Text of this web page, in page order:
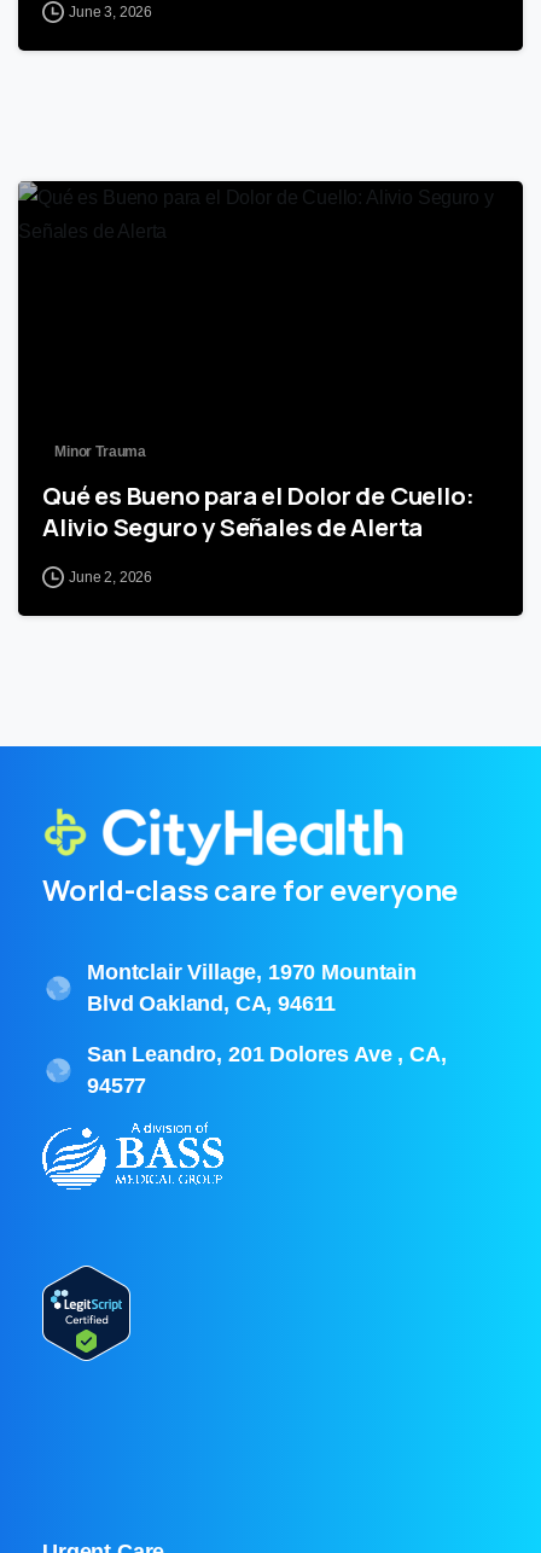
June 3, 2026
Minor Trauma
Qué es Bueno para el Dolor de Cuello:
Alivio Seguro y Señales de Alerta
June 2, 2026
World-class care for everyone
Montclair Village, 1970 Mountain
Blvd Oakland, CA, 94611
San Leandro, 201 Dolores Ave , CA,
94577